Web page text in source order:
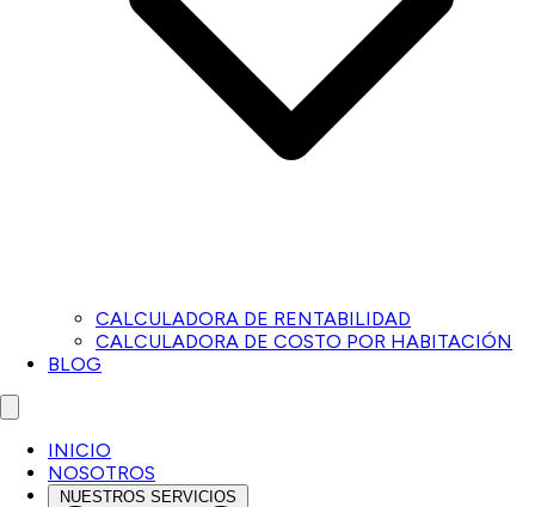
CALCULADORA DE RENTABILIDAD
CALCULADORA DE COSTO POR HABITACIÓN
BLOG
Close menu
INICIO
NOSOTROS
NUESTROS SERVICIOS